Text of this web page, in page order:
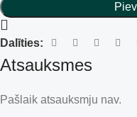
Dalīties:
Atsauksmes
Pašlaik atsauksmju nav.